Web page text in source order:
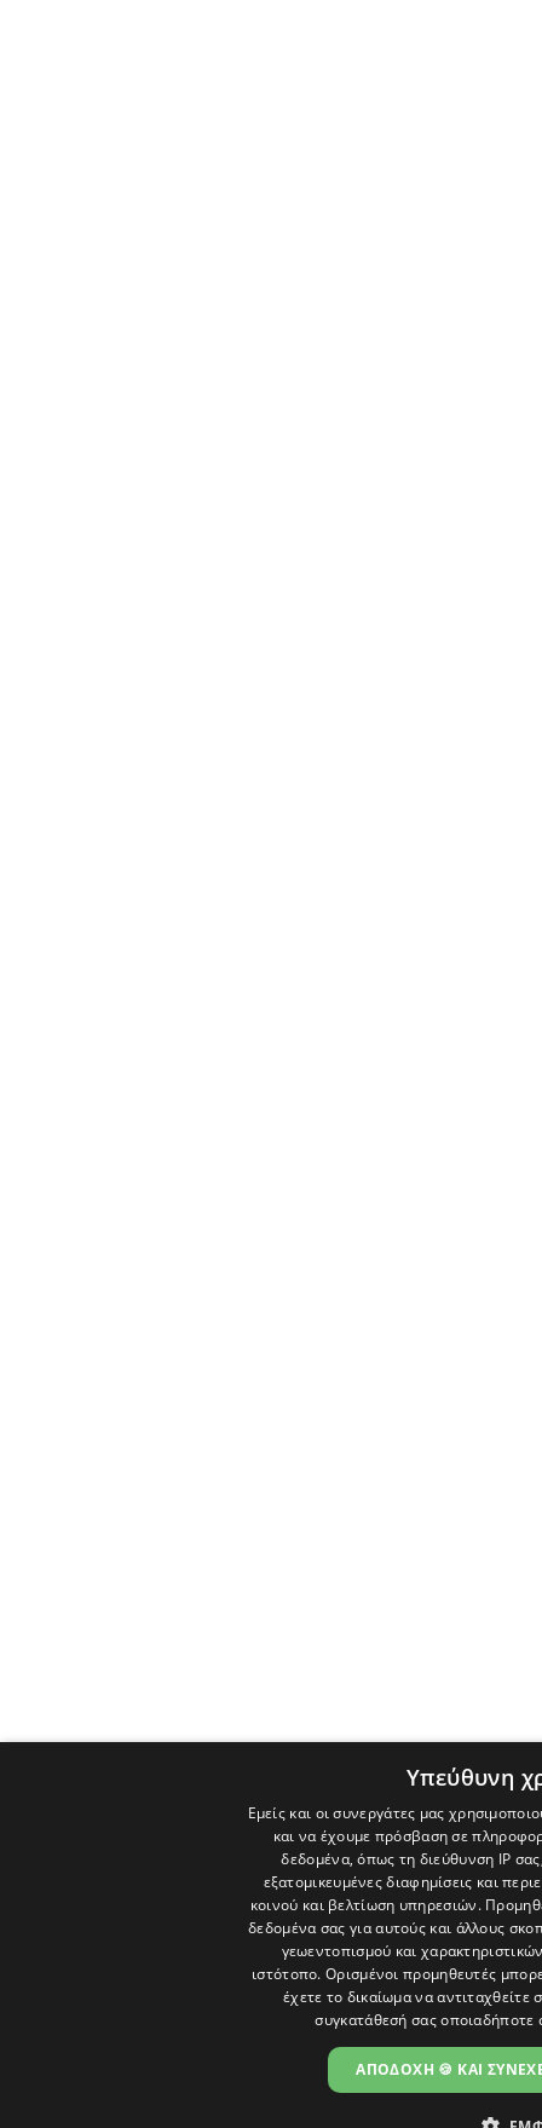
Υπεύθυνη
Εμείς και οι συνεργάτες μας
και να έχουμε πρόσβαση σε
δεδομένα, όπως τη διεύθυνση IP
εξατομικευμένες διαφημίσεις και
κοινού και βελτίωση υπηρεσιών.
δεδομένα σας για αυτούς και άλλους
γεωεντοπισμού και
ιστότοπο. Ορισμένοι προμηθευτές
έχετε το δικαίωμα να αντιταχθείτε
συγκατάθεσή σας οποιαδήποτε
ΑΠΟΔΟΧΗ 🍪 ΚΑΙ